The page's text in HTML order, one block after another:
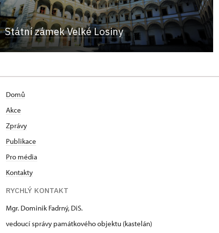
Státní zámek Velké Losiny
Domů
Akce
Zprávy
Publikace
Pro média
Kontakty
RYCHLÝ KONTAKT
Mgr. Dominik Fadrný, DiS.
vedoucí správy památkového objektu (kastelán)